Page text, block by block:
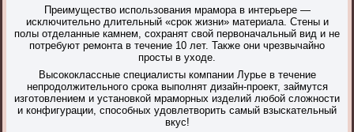
Преимущество использования мрамора в интерьере —
исключительно длительный «срок жизни» материала. Стены и
полы отделанные камнем, сохранят свой первоначальный вид и не
потребуют ремонта в течение 10 лет. Также они чрезвычайно
просты в уходе.
Высококлассные специалисты компании Лурье в течение
непродолжительного срока выполнят дизайн-проект, займутся
изготовлением и установкой мраморных изделий любой сложности
и конфигурации, способных удовлетворить самый взыскательный
вкус!